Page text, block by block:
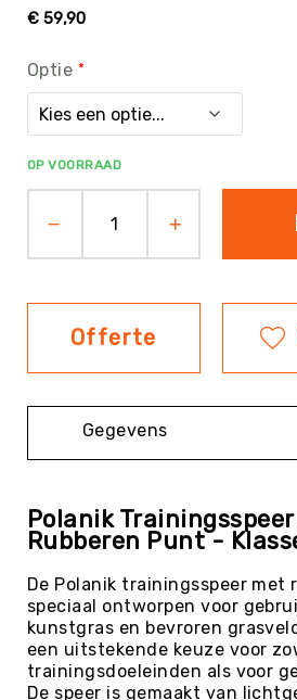
Sportvloeren
Floorball
Frisbee
Golf
Handbal
Hockey
Honk-
Softbal
Jeu
de
Kin-
Ball
Omnikin®
Klimmen
Korfbal
Knotshockey
€ 59,90
Optie
OP VOORRAAD
Offerte
Gegevens
Polanik
Rubberen Punt -
De Polanik trainingsspeer met
speciaal ontworpen voor
kunstgras en bevroren
een uitstekende keuze voor
trainingsdoeleinden als voor
De speer is gemaakt van